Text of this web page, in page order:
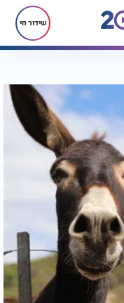
שידור חי